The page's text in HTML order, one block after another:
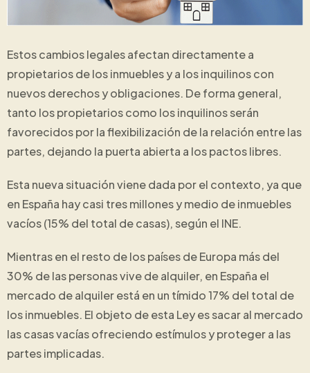
Estos cambios legales afectan directamente a
propietarios de los inmuebles y a los inquilinos con
nuevos derechos y obligaciones. De forma general,
tanto los propietarios como los inquilinos serán
favorecidos por la flexibilización de la relación entre las
partes, dejando la puerta abierta a los pactos libres.
Esta nueva situación viene dada por el contexto, ya que
en España hay casi tres millones y medio de inmuebles
vacíos (15% del total de casas), según el INE.
Mientras en el resto de los países de Europa más del
30% de las personas vive de alquiler, en España el
mercado de alquiler está en un tímido 17% del total de
los inmuebles. El objeto de esta Ley es sacar al mercado
las casas vacías ofreciendo estímulos y proteger a las
partes implicadas.